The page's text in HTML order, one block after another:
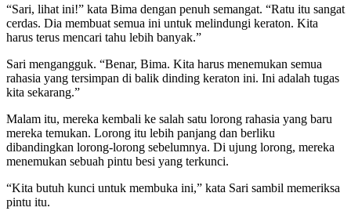
“Sari, lihat ini!” kata Bima dengan penuh semangat. “Ratu itu sangat
cerdas. Dia membuat semua ini untuk melindungi keraton. Kita
harus terus mencari tahu lebih banyak.”
Sari mengangguk. “Benar, Bima. Kita harus menemukan semua
rahasia yang tersimpan di balik dinding keraton ini. Ini adalah tugas
kita sekarang.”
Malam itu, mereka kembali ke salah satu lorong rahasia yang baru
mereka temukan. Lorong itu lebih panjang dan berliku
dibandingkan lorong-lorong sebelumnya. Di ujung lorong, mereka
menemukan sebuah pintu besi yang terkunci.
“Kita butuh kunci untuk membuka ini,” kata Sari sambil memeriksa
pintu itu.